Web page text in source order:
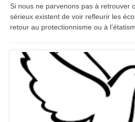
Si nous ne parvenons pas à retrouver
sérieux existent de voir refleurir les
retour au protectionnisme ou à